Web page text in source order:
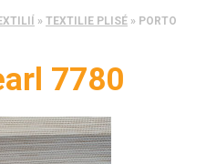
» TEXTILIE PLISÉ » PORTO
7780